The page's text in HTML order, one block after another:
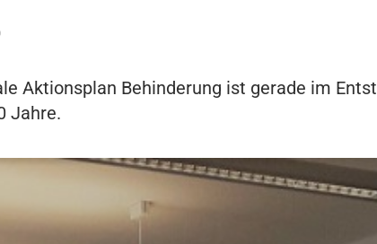
Aktionsplan Behinderung ist gerade im
Jahre.